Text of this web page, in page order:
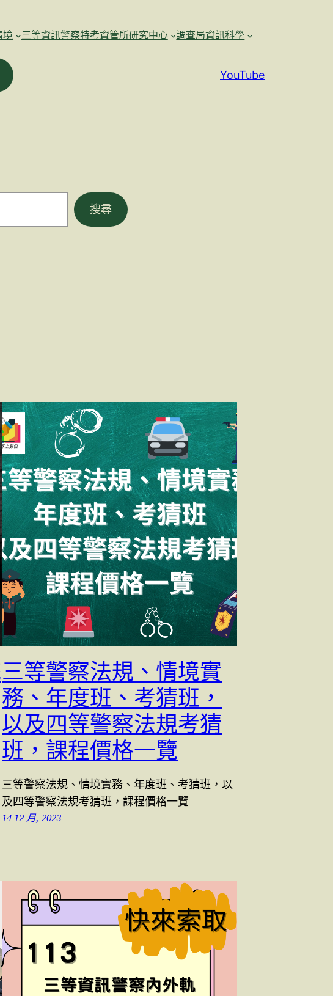
境 三等資訊警察特考資管所研究中心
調查局資訊科學
YouTube
搜尋
三等警察法規、情境實
務、年度班、考猜班，
以及四等警察法規考猜
班，課程價格一覽
三等警察法規、情境實務、年度班、考猜班，以
及四等警察法規考猜班，課程價格一覽
14 12 月, 2023